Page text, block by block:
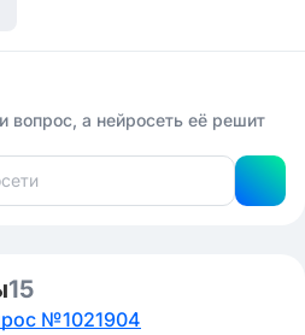
а нейросеть её решит
15
№1021904